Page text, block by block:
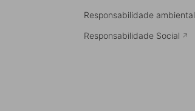
Responsabilidade ambiental
Responsabilidade Social